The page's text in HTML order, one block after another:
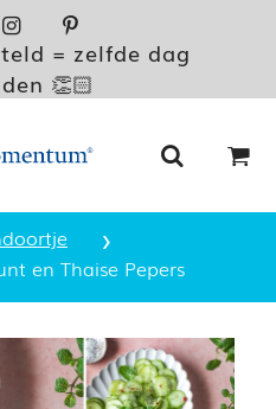
= zelfde dag
👏🏻
›
en Thaise Pepers